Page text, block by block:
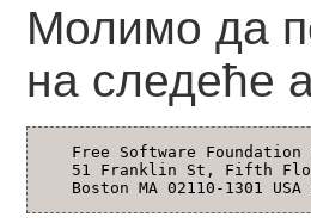
Молимо да
на следеће
Free Software Foundation
51 Franklin St, Fifth
Boston MA 02110-1301